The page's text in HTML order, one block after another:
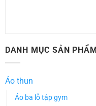
DANH MỤC SẢN PHẨM
Áo thun
Áo ba lỗ tập gym